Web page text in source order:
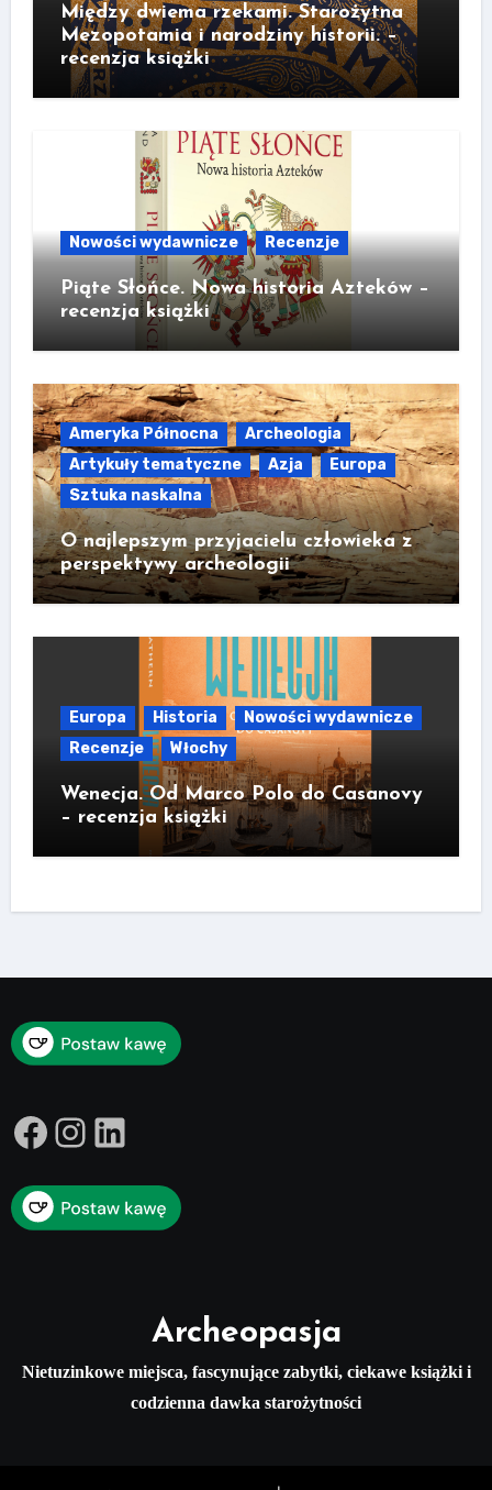
Między dwiema rzekami. Starożytna
Mezopotamia i narodziny historii. –
recenzja książki
Nowości wydawnicze Recenzje
Piąte Słońce. Nowa historia Azteków –
recenzja książki
Ameryka Północna
Archeologia
Artykuły tematyczne
Azja
Europa
Sztuka naskalna
O najlepszym przyjacielu człowieka z
perspektywy archeologii
Europa Historia
Nowości wydawnicze
Recenzje
Włochy
Wenecja. Od Marco Polo do Casanovy
– recenzja książki
Facebook
Instagram
LinkedIn
Archeopasja
Nietuzinkowe miejsca, fascynujące zabytki, ciekawe książki i
codzienna dawka starożytności